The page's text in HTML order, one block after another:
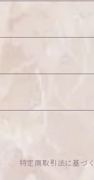
特定商取引法に基づ